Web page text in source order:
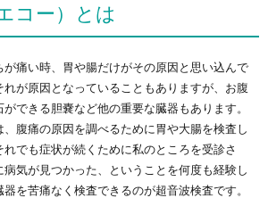
コー）とは
が痛い時、胃や腸だけがその原因と思い込んで
が原因となっていることもありますが、お腹
できる胆嚢など他の重要な臓器もあります。
、腹痛の原因を調べるために胃や大腸を検査し
でも症状が続くために私のところを受診さ
気が見つかった、ということを何度も経験し
を苦痛なく検査できるのが超音波検査です。